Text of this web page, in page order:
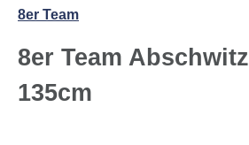
8er Team
8er Team
135cm